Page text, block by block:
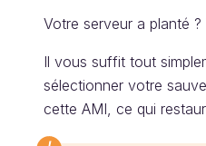
Votre serveur a planté
Il vous suffit tout
sélectionner votre
cette AMI, ce qui